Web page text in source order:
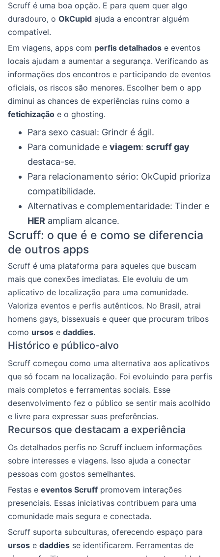
Scruff é uma boa opção. E para quem quer algo
duradouro, o OkCupid ajuda a encontrar alguém
compatível.
Em viagens, apps com perfis detalhados e eventos
locais ajudam a aumentar a segurança. Verificando as
informações dos encontros e participando de eventos
oficiais, os riscos são menores. Escolher bem o app
diminui as chances de experiências ruins como a
fetichização e o ghosting.
Para sexo casual: Grindr é ágil.
Para comunidade e viagem: scruff gay
destaca-se.
Para relacionamento sério: OkCupid prioriza
compatibilidade.
Alternativas e complementaridade: Tinder e
HER ampliam alcance.
Scruff: o que é e como se diferencia
de outros apps
Scruff é uma plataforma para aqueles que buscam
mais que conexões imediatas. Ele evoluiu de um
aplicativo de localização para uma comunidade.
Valoriza eventos e perfis autênticos. No Brasil, atrai
homens gays, bissexuais e queer que procuram tribos
como ursos e daddies.
Histórico e público-alvo
Scruff começou como uma alternativa aos aplicativos
que só focam na localização. Foi evoluindo para perfis
mais completos e ferramentas sociais. Esse
desenvolvimento fez o público se sentir mais acolhido
e livre para expressar suas preferências.
Recursos que destacam a experiência
Os detalhados perfis no Scruff incluem informações
sobre interesses e viagens. Isso ajuda a conectar
pessoas com gostos semelhantes.
Festas e eventos Scruff promovem interações
presenciais. Essas iniciativas contribuem para uma
comunidade mais segura e conectada.
Scruff suporta subculturas, oferecendo espaço para
ursos e daddies se identificarem. Ferramentas de